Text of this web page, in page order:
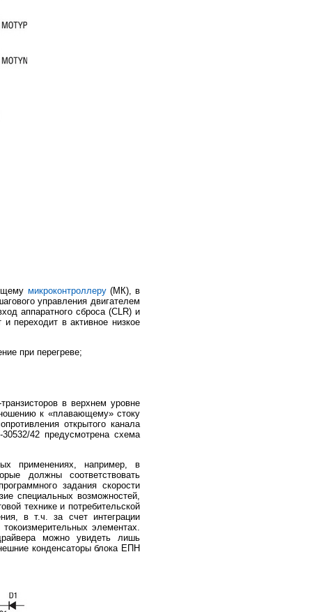
микроконтроллеру(МК), в
управления двигателем
аппаратного сброса (CLR) и
переходит в активное низкое
при перегреве;
в верхнем уровне
к «плавающему» стоку
открытого канала
42 предусмотрена схема
применениях, например, в
должны соответствовать
задания скорости
специальных возможностей,
технике и потребительской
в т.ч. за счет интеграции
элементах.
можно увидеть лишь
конденсаторы блока ЕПН